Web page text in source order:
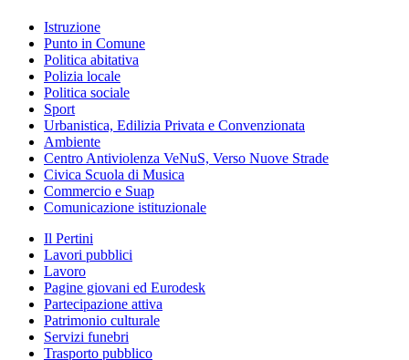
Istruzione
Punto in Comune
Politica abitativa
Polizia locale
Politica sociale
Sport
Urbanistica, Edilizia Privata e Convenzionata
Ambiente
Centro Antiviolenza VeNuS, Verso Nuove Strade
Civica Scuola di Musica
Commercio e Suap
Comunicazione istituzionale
Il Pertini
Lavori pubblici
Lavoro
Pagine giovani ed Eurodesk
Partecipazione attiva
Patrimonio culturale
Servizi funebri
Trasporto pubblico